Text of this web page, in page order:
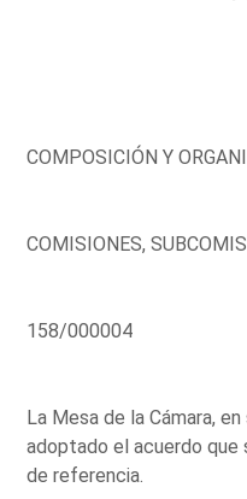
COMPOSICIÓN Y
COMISIONES,
158/000004
La Mesa de la Cámara,
adoptado el acuerdo
de referencia.